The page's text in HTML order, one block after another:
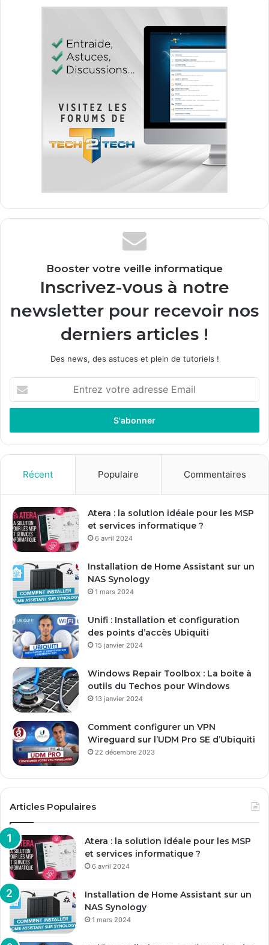
Booster votre veille informatique
Inscrivez-vous à notre
newsletter pour recevoir nos
derniers articles !
Des news, des astuces et plein de tutoriels !
t
e
z
r
e
a
d
s
e
m
a
Récent Populaire Commentaires
Atera : la solution idéale pour les MSP
et services informatique ?
6 avril 2024
Installation de Home Assistant sur un
NAS Synology
1 mars 2024
Unifi : Installation et configuration
des points d’accès Ubiquiti
15 janvier 2024
Windows Repair Toolbox : La boite à
outils du Techos pour Windows
13 janvier 2024
Comment configurer un VPN
Wireguard sur l’UDM Pro SE d’Ubiquiti
22 décembre 2023
Articles Populaires
Atera : la solution idéale pour les MSP
et services informatique ?
6 avril 2024
Installation de Home Assistant sur un
NAS Synology
1 mars 2024